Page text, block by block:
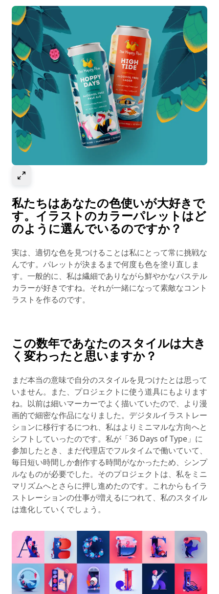
私たちはあなたの色使いが大好きで
す。イラストのカラーパレットはど
のように選んでいるのですか？
実は、適切な色を見つけることは私にとって常に挑戦な
んです。パレットが決まるまで何度も色を塗り直しま
す。一般的に、私は繊細でありながら鮮やかなパステル
カラーが好きですね。それが一緒になって素敵なコント
ラストを作るのです。
この数年であなたのスタイルは大き
く変わったと思いますか？
まだ本当の意味で自分のスタイルを見つけたとは思って
いません。また、プロジェクトに使う道具にもよります
ね。以前は細いマーカーでよく描いていたので、より漫
画的で細密な作品になりました。デジタルイラストレー
ションに移行するにつれ、私はよりミニマルな方向へと
シフトしていったのです。私が「36 Days of Type」に
参加したとき、まだ代理店でフルタイムで働いていて、
毎日短い時間しか創作する時間がなかったため、シンプ
ルなものが必要でした。そのプロジェクトは、私をミニ
マリズムへとさらに押し進めたのです。これからもイラ
ストレーションの仕事が増えるにつれて、私のスタイル
は進化していくでしょう。